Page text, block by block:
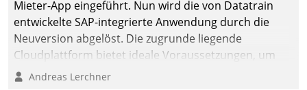
automatisiert, vollständig
und auf Wunsch über
mehrere zuvor
Kommunikationswege bei
Mieter-App eingeführt. Nun wird die von Datatrain
entwickelte SAP-integrierte Anwendung durch die
Neuversion abgelöst. Die zugrunde liegende
Cloudplattform bietet ideale Voraussetzungen, um
die Funktionalität der App zu erweitern und weitere
Andreas Lerchner